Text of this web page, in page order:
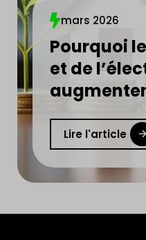
mars 2026
Pourquoi
et de
Lire l'article